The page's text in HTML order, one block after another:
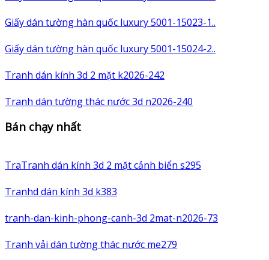
Giấy dán tường hàn quốc luxury 5001-15023-1..
Giấy dán tường hàn quốc luxury 5001-15024-2..
Tranh dán kính 3d 2 mặt k2026-242
Tranh dán tường thác nước 3d n2026-240
Bán chạy nhất
TraTranh dán kính 3d 2 mặt cảnh biển s295
Tranhd dán kính 3d k383
tranh-dan-kinh-phong-canh-3d 2mat-n2026-73
Tranh vải dán tường thác nước me279